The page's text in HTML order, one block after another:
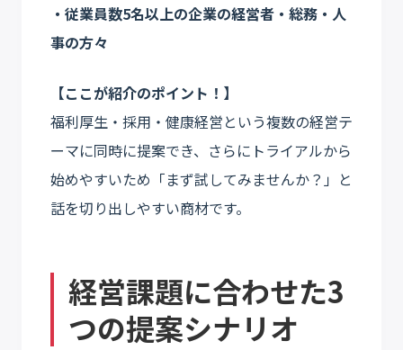
・従業員数5名以上の企業の経営者・総務・人
事の方々
【ここが紹介のポイント！】
福利厚生・採用・健康経営という複数の経営テ
ーマに同時に提案でき、さらにトライアルから
始めやすいため「まず試してみませんか？」と
話を切り出しやすい商材です。
経営課題に合わせた3
つの提案シナリオ